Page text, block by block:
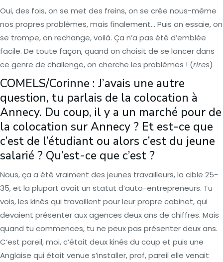
Oui, des fois, on se met des freins, on se crée nous-même
nos propres problèmes, mais finalement… Puis on essaie, on
se trompe, on rechange, voilà. Ça n’a pas été d’emblée
facile. De toute façon, quand on choisit de se lancer dans
ce genre de challenge, on cherche les problèmes ! (rires)
COMELS/Corinne : J’avais une autre
question, tu parlais de la colocation à
Annecy. Du coup, il y a un marché pour de
la colocation sur Annecy ? Et est-ce que
c’est de l’étudiant ou alors c’est du jeune
salarié ? Qu’est-ce que c’est ?
Nous, ça a été vraiment des jeunes travailleurs, la cible 25-
35, et la plupart avait un statut d’auto-entrepreneurs. Tu
vois, les kinés qui travaillent pour leur propre cabinet, qui
devaient présenter aux agences deux ans de chiffres. Mais
quand tu commences, tu ne peux pas présenter deux ans.
C’est pareil, moi, c’était deux kinés du coup et puis une
Anglaise qui était venue s’installer, prof, pareil elle venait